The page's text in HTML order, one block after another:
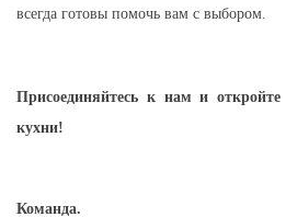
всегда готовы помочь вам с выбором.
Присоединяйтесь к нам и
кухни!
Команда.